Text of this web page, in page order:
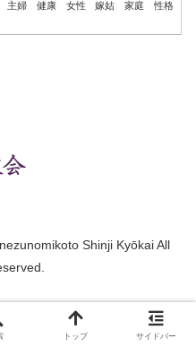
主婦 健康 女性 嫁姑 家庭 性格
Shinji Kyōkai All
トップ サイドバー